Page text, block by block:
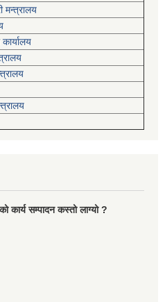
मन्त्रालय
कार्य सम्पादन कस्तो लाग्यो ?